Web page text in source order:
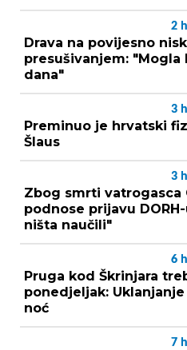
2 h
Drava na povijesno
presušivanjem:
dana"
3 h
Preminuo je hrvatski
Šlaus
3 h
Zbog smrti vatrogasca
podnose prijavu
ništa naučili"
6 h
Pruga kod Škrinjara
ponedjeljak:
noć
7 h